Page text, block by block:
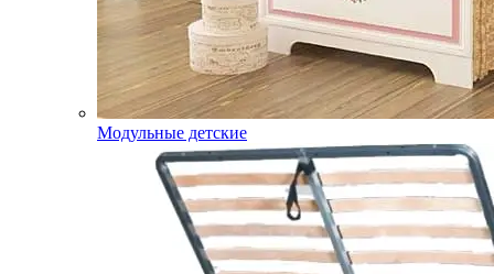
Модульные детские